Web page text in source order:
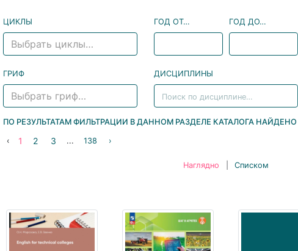
ЦИКЛЫ
Выбрать циклы…
ГОД ОТ… ГОД ДО…
ГРИФ
Выбрать гриф…
ДИСЦИПЛИНЫ
ПО РЕЗУЛЬТАТАМ ФИЛЬТРАЦИИ В ДАННОМ РАЗДЕЛЕ КАТАЛОГА НАЙДЕНО
‹ 1 2 3 ... 138 ›
Наглядно Списком